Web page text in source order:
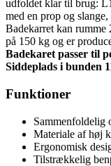
udfoldet klar til brug:
med en prop og
Badekarret kan rumme
på 150 kg og er
Badekaret passer til
Siddeplads i bunden
Funktioner
Sammenfoldelig
Materiale af høj
Ergonomisk
Tilstrækkelig